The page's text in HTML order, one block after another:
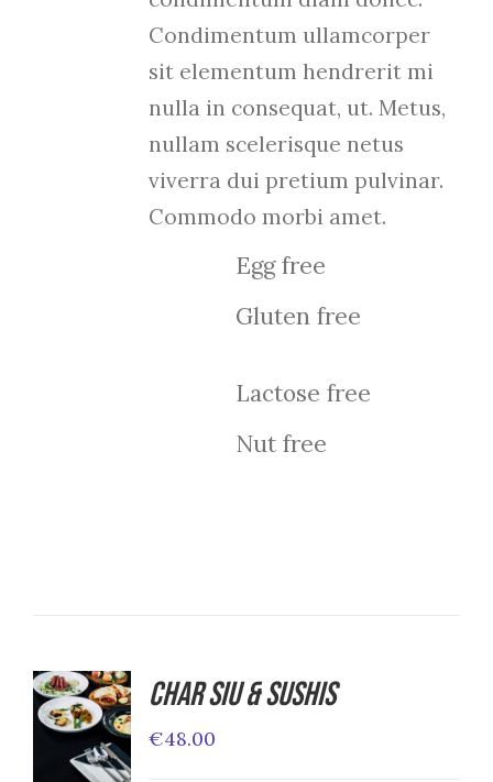
Condimentum ullamcorper
sit elementum hendrerit mi
nulla in consequat, ut. Metus,
nullam scelerisque netus
viverra dui pretium pulvinar.
Commodo morbi amet.
Egg free
Gluten free
Lactose free
Nut free
ADD TO
CART
/
DETAILS
Char Siu & Sushis
€48.00